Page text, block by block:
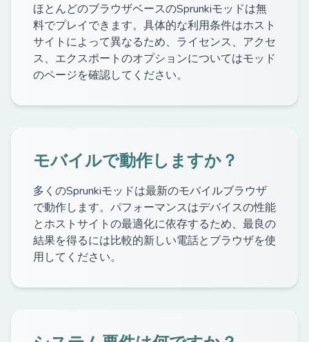
ほとんどのブラウザベースのSprunkiモッドは無
料でプレイできます。具体的な利用条件はホスト
サイトによって異なるため、ライセンス、アクセ
ス、エクスポートのオプションについてはモッド
のページを確認してください。
モバイルで動作しますか？
多くのSprunkiモッドは最新のモバイルブラウザ
で動作します。パフォーマンスはデバイスの性能
とホストサイトの最適化に依存するため、最良の
結果を得るには比較的新しい電話とブラウザを使
用してください。